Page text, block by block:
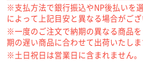
※支払方法で銀行振込やNP後払いを
によって上記目安と異なる場合がござ
※一度のご注文で納期の異なる商品
期の遅い商品に合わせて出荷いたしま
※土日祝日は営業日に含まれません。